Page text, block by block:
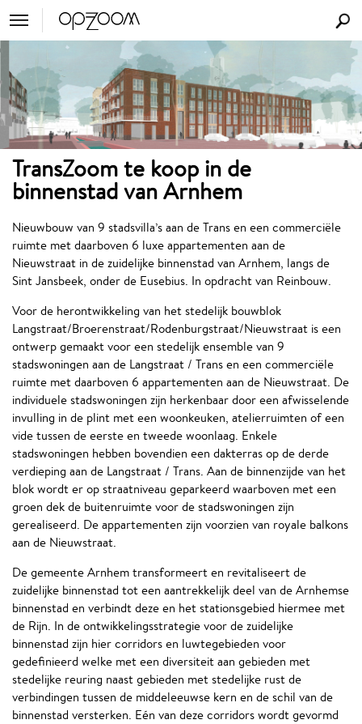
TransZoom te koop in de
binnenstad van Arnhem
Nieuwbouw van 9 stadsvilla’s aan de Trans en een commerciële
ruimte met daarboven 6 luxe appartementen aan de
Nieuwstraat in de zuidelijke binnenstad van Arnhem, langs de
Sint Jansbeek, onder de Eusebius. In opdracht van Reinbouw.
Voor de herontwikkeling van het stedelijk bouwblok
Langstraat/Broerenstraat/Rodenburgstraat/Nieuwstraat is een
ontwerp gemaakt voor een stedelijk ensemble van 9
stadswoningen aan de Langstraat / Trans en een commerciële
ruimte met daarboven 6 appartementen aan de Nieuwstraat. De
individuele stadswoningen zijn herkenbaar door een afwisselende
invulling in de plint met een woonkeuken, atelierruimten of een
vide tussen de eerste en tweede woonlaag. Enkele
stadswoningen hebben bovendien een dakterras op de derde
verdieping aan de Langstraat / Trans. Aan de binnenzijde van het
blok wordt er op straatniveau geparkeerd waarboven met een
groen dek de buitenruimte voor de stadswoningen zijn
gerealiseerd. De appartementen zijn voorzien van royale balkons
aan de Nieuwstraat.
De gemeente Arnhem transformeert en revitaliseert de
zuidelijke binnenstad tot een aantrekkelijk deel van de Arnhemse
binnenstad en verbindt deze en het stationsgebied hiermee met
de Rijn. In de ontwikkelingsstrategie voor de zuidelijke
binnenstad zijn hier corridors en luwtegebieden voor
gedefinieerd welke met een diversiteit aan gebieden met
stedelijke reuring naast gebieden met stedelijke rust de
verbindingen tussen de middeleeuwse kern en de schil van de
binnenstad versterken. Eén van deze corridors wordt gevormd